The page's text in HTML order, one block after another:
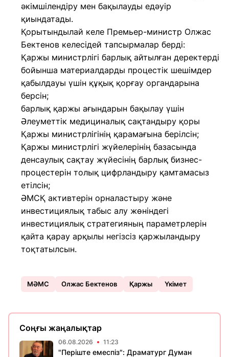
әкімшілендіру мен бақылауды едәуір
қиындатады.
Қорытындылай келе Премьер-министр Олжас
Бектенов келесідей тапсырмалар берді:
Қаржы министрлігі барлық айтылған деректерді
бойынша материалдарды процестік шешімдер
қабылдауы үшін құқық қорғау органдарына
берсін;
барлық қаржы ағындарын бақылау үшін
Әлеуметтік медициналық сақтандыру қоры
Қаржы министрлігінің қарамағына берілсін;
Қаржы министрлігі жүйелерінің базасында
денсаулық сақтау жүйесінің барлық бизнес-
процестерін толық цифрландыру қамтамасыз
етілсін;
ӘМСҚ активтерін орналастыру және
инвестициялық табыс алу жөніндегі
инвестициялық стратегияның параметрлерін
қайта қарау арқылы негізсіз қаржыландыру
тоқтатылсын.
МӘМС Олжас Бектенов Қаржы Үкімет
Соңғы жаңалықтар
06.08.2026 11:23
​"Періште емеспіз": Драматург Думан